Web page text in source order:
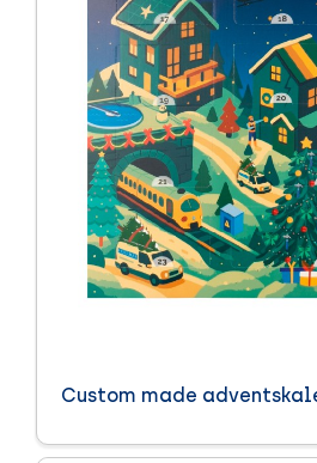
Custom made